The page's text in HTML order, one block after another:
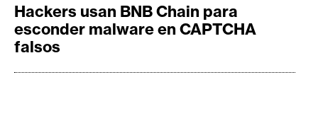
Hackers usan BNB Chain para
esconder malware en CAPTCHA
falsos